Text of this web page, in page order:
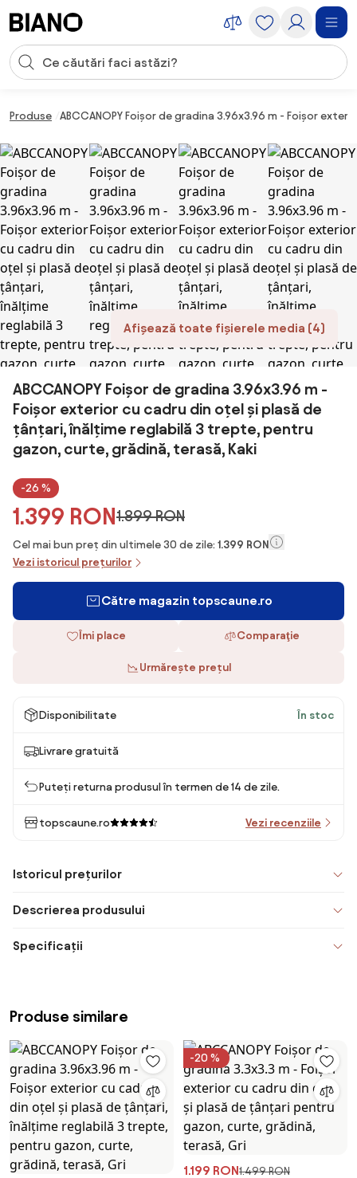
Introducerea căutării
Produse ABCCANOPY Foișor de gradina 3.96x3.96 m - Foișor
Afișează toate fișierele media (4)
ABCCANOPY Foișor de gradina 3.96x3.96 m -
Foișor exterior cu cadru din oțel și plasă de
țânțari, înălțime reglabilă 3 trepte, pentru
gazon, curte, grădină, terasă, Kaki
-26 %
1.399 RON1.899 RON
Cel mai bun preț din ultimele 30 de zile: 1.399 RON
Vezi istoricul prețurilor
Către magazin topscaune.ro
Îmi place Comparaţie
Urmărește prețul
Disponibilitate În stoc
Livrare gratuită
Puteți returna produsul în termen de 14 de zile.
topscaune.ro Vezi recenziile
Istoricul prețurilor
Descrierea produsului
Specificații
Produse similare
-20 %
1.199 RON1.499 RON